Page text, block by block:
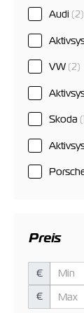
Audi (2)
VW (2)
Skoda
Preis
€
€